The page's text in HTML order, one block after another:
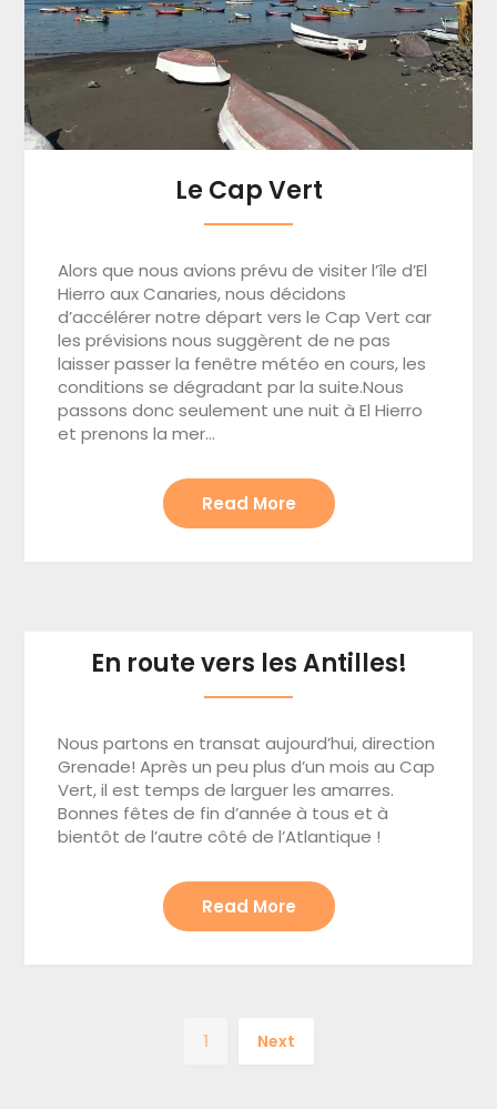
Le Cap Vert
Alors que nous avions prévu de visiter l’île d’El
Hierro aux Canaries, nous décidons
d’accélérer notre départ vers le Cap Vert car
les prévisions nous suggèrent de ne pas
laisser passer la fenêtre météo en cours, les
conditions se dégradant par la suite.Nous
passons donc seulement une nuit à El Hierro
et prenons la mer…
Read More
En route vers les Antilles!
Nous partons en transat aujourd’hui, direction
Grenade! Après un peu plus d’un mois au Cap
Vert, il est temps de larguer les amarres.
Bonnes fêtes de fin d’année à tous et à
bientôt de l’autre côté de l’Atlantique !
Read More
1 Next